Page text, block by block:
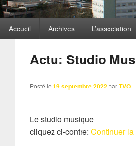
Menu
principal
Accueil Archives L’association
Actu: Studio
Posté le 19 septembre 2022parTVO
Le studio musique
cliquez ci-contre: Continuer la